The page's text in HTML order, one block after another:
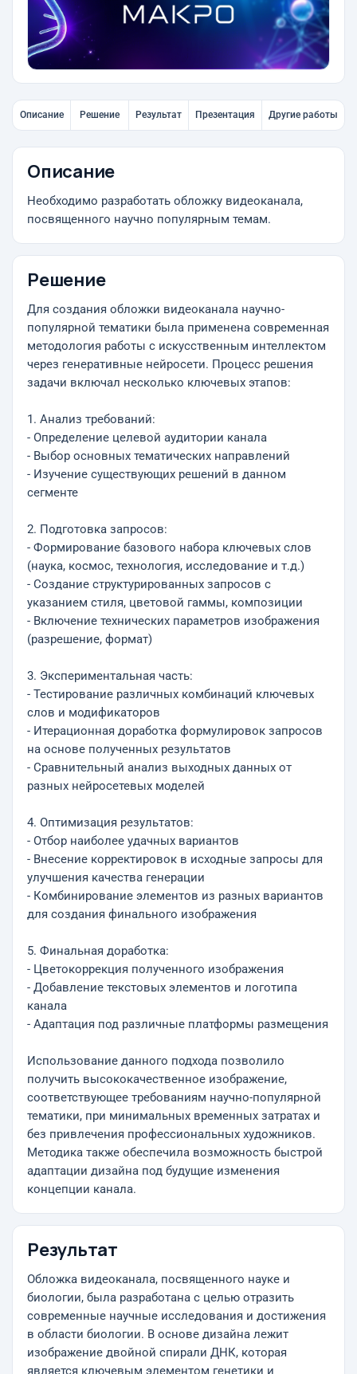
Описание Решение Результат Презентация Другие работы
Описание
Необходимо разработать обложку видеоканала,
посвященного научно популярным темам.
Решение
Для создания обложки видеоканала научно-
популярной тематики была применена современная
методология работы с искусственным интеллектом
через генеративные нейросети. Процесс решения
задачи включал несколько ключевых этапов:
1. Анализ требований:
- Определение целевой аудитории канала
- Выбор основных тематических направлений
- Изучение существующих решений в данном
сегменте
2. Подготовка запросов:
- Формирование базового набора ключевых слов
(наука, космос, технология, исследование и т.д.)
- Создание структурированных запросов с
указанием стиля, цветовой гаммы, композиции
- Включение технических параметров изображения
(разрешение, формат)
3. Экспериментальная часть:
- Тестирование различных комбинаций ключевых
слов и модификаторов
- Итерационная доработка формулировок запросов
на основе полученных результатов
- Сравнительный анализ выходных данных от
разных нейросетевых моделей
4. Оптимизация результатов:
- Отбор наиболее удачных вариантов
- Внесение корректировок в исходные запросы для
улучшения качества генерации
- Комбинирование элементов из разных вариантов
для создания финального изображения
5. Финальная доработка:
- Цветокоррекция полученного изображения
- Добавление текстовых элементов и логотипа
канала
- Адаптация под различные платформы размещения
Использование данного подхода позволило
получить высококачественное изображение,
соответствующее требованиям научно-популярной
тематики, при минимальных временных затратах и
без привлечения профессиональных художников.
Методика также обеспечила возможность быстрой
адаптации дизайна под будущие изменения
концепции канала.
Результат
Обложка видеоканала, посвященного науке и
биологии, была разработана с целью отразить
современные научные исследования и достижения
в области биологии. В основе дизайна лежит
изображение двойной спирали ДНК, которая
является ключевым элементом генетики и